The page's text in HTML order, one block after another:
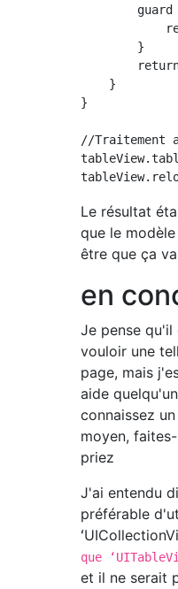
guard
        }
    }
}
//Traitement
Le résultat
que le
être que ça
en
Je pense qu'il
vouloir une
page, mais
aide
connaissez
moyen,
priez
J'ai entendu
préférable
que
et il ne serait